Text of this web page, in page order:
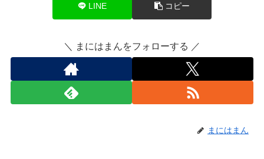
LINE コピー
＼ まにはまんをフォローする ／
まにはまん